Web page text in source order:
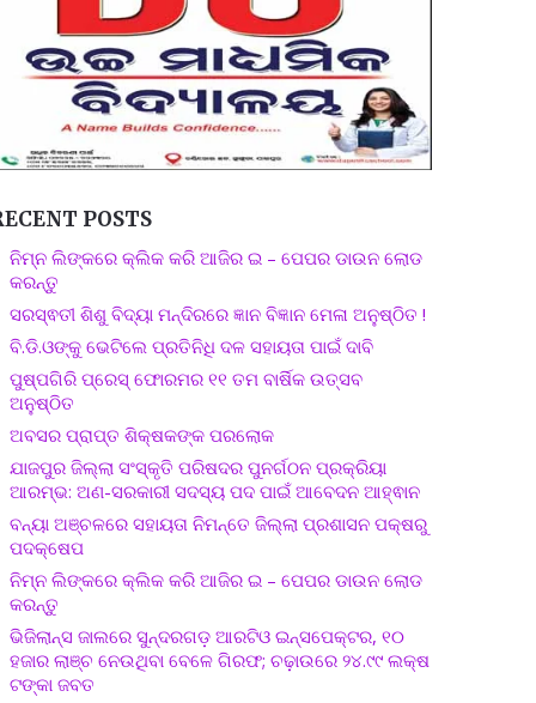
POSTS
ନିମ୍ନ ଲିଙ୍କରେ କ୍ଲିକ କରି ଆଜିର ଇ – ପେପର ଡାଉନ ଲୋଡ
କରନ୍ତୁ
ସରସ୍ଵତୀ ଶିଶୁ ବିଦ୍ୟା ମନ୍ଦିରରେ ଜ୍ଞାନ ବିଜ୍ଞାନ ମେଳା ଅନୁଷ୍ଠିତ !
ବି.ଡି.ଓଙ୍କୁ ଭେଟିଲେ ପ୍ରତିନିଧି ଦଳ ସହାୟତା ପାଇଁ ଦାବି
ପୁଷ୍ପଗିରି ପ୍ରେସ୍ ଫୋରମର ୧୧ ତମ ବାର୍ଷିକ ଉତ୍ସବ
ଅନୁଷ୍ଠିତ
ଅବସର ପ୍ରାପ୍ତ ଶିକ୍ଷକଙ୍କ ପରଲୋକ
ଯାଜପୁର ଜିଲ୍ଲା ସଂସ୍କୃତି ପରିଷଦର ପୁନର୍ଗଠନ ପ୍ରକ୍ରିୟା
ଆରମ୍ଭ: ଅଣ-ସରକାରୀ ସଦସ୍ୟ ପଦ ପାଇଁ ଆବେଦନ ଆହ୍ଵାନ
ବନ୍ୟା ଅଞ୍ଚଳରେ ସହାୟତା ନିମନ୍ତେ ଜିଲ୍ଲା ପ୍ରଶାସନ ପକ୍ଷରୁ
ପଦକ୍ଷେପ
ନିମ୍ନ ଲିଙ୍କରେ କ୍ଲିକ କରି ଆଜିର ଇ – ପେପର ଡାଉନ ଲୋଡ
କରନ୍ତୁ
ଭିଜିଲାନ୍ସ ଜାଲରେ ସୁନ୍ଦରଗଡ଼ ଆରଟିଓ ଇନ୍ସପେକ୍ଟର, ୧୦
ହଜାର ଲାଞ୍ଚ ନେଉଥିବା ବେଳେ ଗିରଫ; ଚଢ଼ାଉରେ ୨୪.୯୯ ଲକ୍ଷ
ଟଙ୍କା ଜବତ